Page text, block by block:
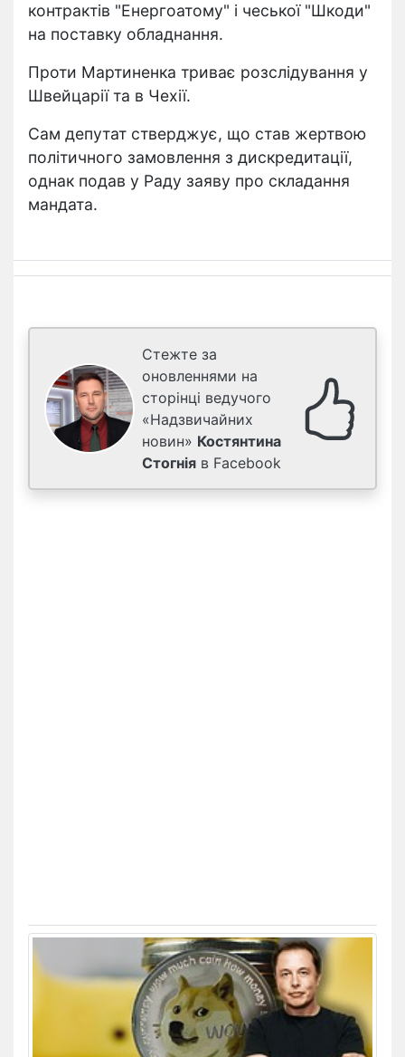
контрактів "Енергоатому" і чеської "Шкоди"
на поставку обладнання.
Проти Мартиненка триває розслідування у
Швейцарії та в Чехії.
Сам депутат стверджує, що став жертвою
політичного замовлення з дискредитації,
однак подав у Раду заяву про складання
мандата.
Стежте за
оновленнями на
сторінці ведучого
«Надзвичайних
новин» Костянтина
Стогнія в Facebook